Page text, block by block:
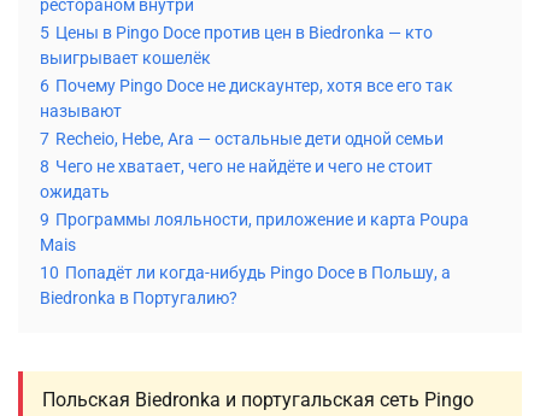
рестораном внутри
5 Цены в Pingo Doce против цен в Biedronka — кто
выигрывает кошелёк
6 Почему Pingo Doce не дискаунтер, хотя все его так
называют
7 Recheio, Hebe, Ara — остальные дети одной семьи
8 Чего не хватает, чего не найдёте и чего не стоит
ожидать
9 Программы лояльности, приложение и карта Poupa
Mais
10 Попадёт ли когда-нибудь Pingo Doce в Польшу, а
Biedronka в Португалию?
Польская Biedronka и португальская сеть Pingo